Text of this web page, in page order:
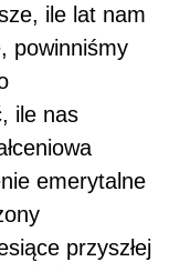
ile lat nam
powinniśmy
ile nas
emerytalne
przyszłej